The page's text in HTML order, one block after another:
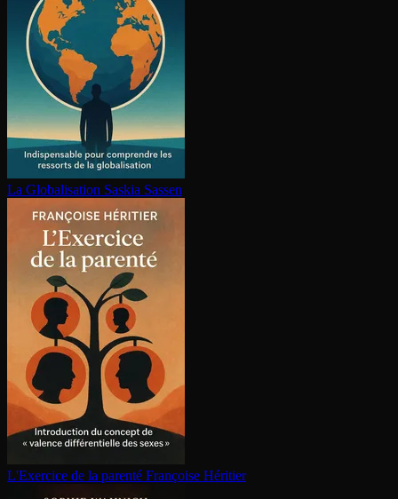
La Glo­ba­li­sa­tion Saskia Sassen
L'Exercice de la parenté Françoise Héritier